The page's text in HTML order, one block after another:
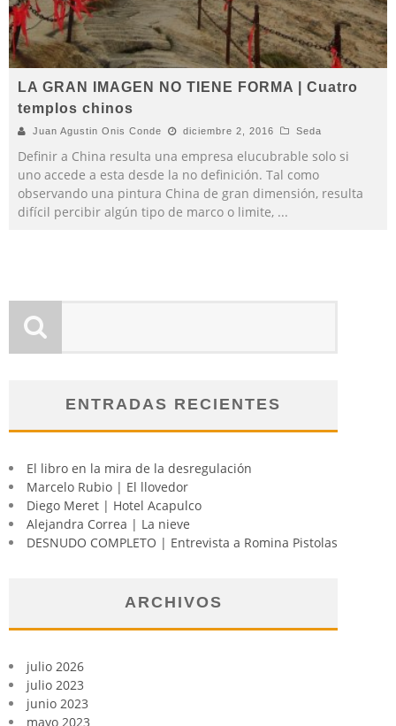
LA GRAN IMAGEN NO TIENE FORMA | Cuatro
templos chinos
Juan Agustin Onis Conde diciembre 2, 2016 Seda
Definir a China resulta una empresa elucubrable solo si
uno accede a esta desde la no definición. Tal como
observando una pintura China de gran dimensión, resulta
difícil percibir algún tipo de marco o limite, ...
ENTRADAS RECIENTES
El libro en la mira de la desregulación
Marcelo Rubio | El llovedor
Diego Meret | Hotel Acapulco
Alejandra Correa | La nieve
DESNUDO COMPLETO | Entrevista a Romina Pistolas
ARCHIVOS
julio 2026
julio 2023
junio 2023
mayo 2023